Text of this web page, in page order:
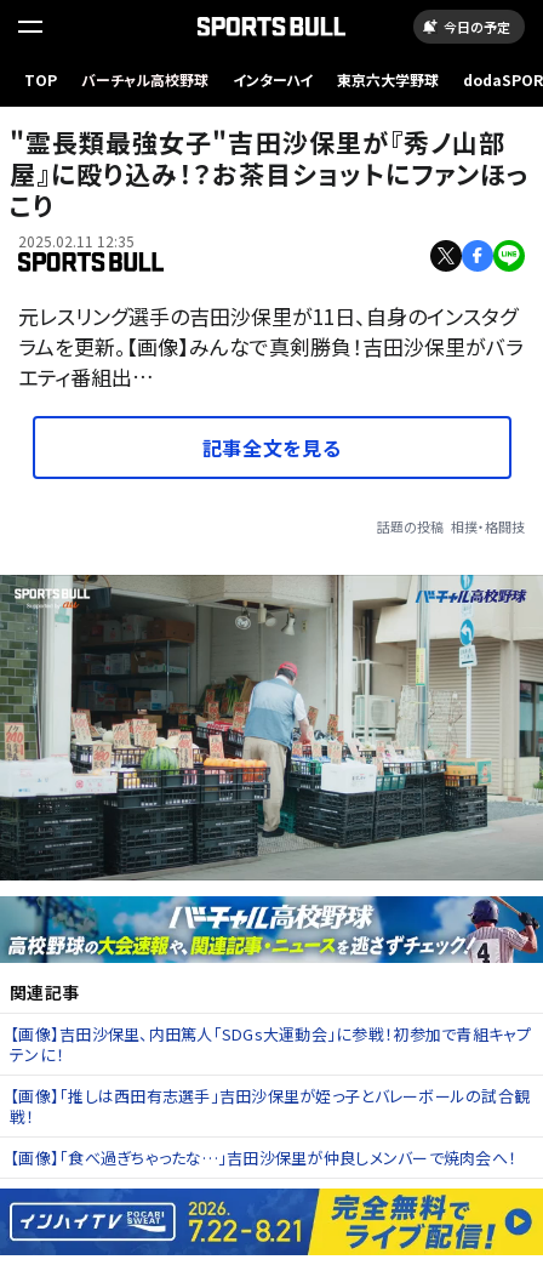
今日の予定
TOP バーチャル高校野球 インターハイ 東京六大学野球
"霊長類最強女子"吉田沙保里が『秀ノ山部
屋』に殴り込み！？お茶目ショットにファンほっ
こり
2025.02.11 12:35
元レスリング選手の吉田沙保里が11日、自身のインスタグ
ラムを更新。【画像】みんなで真剣勝負！吉田沙保里がバラ
エティ番組出…
記事全文を見る
話題の投稿 相撲・格闘技
関連記事
【画像】吉田沙保里、内田篤人「SDGs大運動会」に参戦！初参加で青組キャプ
テンに！
【画像】「推しは西田有志選手」吉田沙保里が姪っ子とバレーボールの試合観
戦！
【画像】「食べ過ぎちゃったな…」吉田沙保里が仲良しメンバーで焼肉会へ！